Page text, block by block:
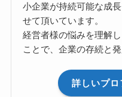
小企業が持続可能な成
せて頂いています。
経営者様の悩みを理解
ことで、企業の存続と
詳しいプロ